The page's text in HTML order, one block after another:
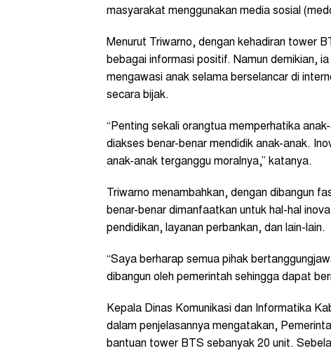
masyarakat menggunakan media sosial
Menurut Triwarno, dengan kehadiran tower
bebagai informasi positif. Namun demikian,
mengawasi anak selama berselancar di
secara bijak.
“Penting sekali orangtua memperhatika
diakses benar-benar mendidik anak-anak.
anak-anak terganggu moralnya,” katanya.
Triwarno menambahkan, dengan dibangun
benar-benar dimanfaatkan untuk hal-hal
pendidikan, layanan perbankan, dan lain-lain.
“Saya berharap semua pihak
dibangun oleh pemerintah sehingga dapat
Kepala Dinas Komunikasi dan Informatika
dalam penjelasannya mengatakan,
bantuan tower BTS sebanyak 20 unit.